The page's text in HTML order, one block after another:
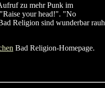
zu mehr Punk im
your head!". "No
Religion sind wunderbar
Bad Religion-Homepage.